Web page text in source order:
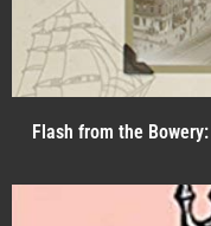
Flash from the